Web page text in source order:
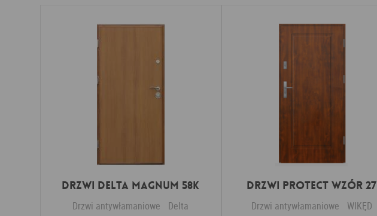
Drzwi Delta MAGNUM 58K
Drzwi antywłamaniowe Delta
Drzwi Protect wzór 27
Drzwi antywłamaniowe WIKĘD